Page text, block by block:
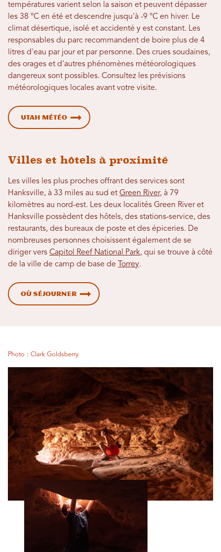
températures varient selon la saison et peuvent dépasser
les 38 °C en été et descendre jusqu'à -9 °C en hiver. Le
climat désertique, isolé et accidenté y est constant. Les
responsables du parc recommandent de boire plus de 4
litres d'eau par jour et par personne. Des crues soudaines,
des orages et d'autres phénomènes météorologiques
dangereux sont possibles. Consultez les prévisions
météorologiques locales avant votre visite.
Utah Météo
Villes et hôtels à proximité
Les villes les plus proches offrant des services sont
Hanksville, à 33 miles au sud et Green River, à 79
kilomètres au nord-est. Les deux localités Green River et
Hanksville possèdent des hôtels, des stations-service, des
restaurants, des bureaux de poste et des épiceries. De
nombreuses personnes choisissent également de se
diriger vers Capitol Reef National Park, qui se trouve à côté
de la ville de camp de base de
Torrey.
Où séjourner
Photo : Clark Goldsberry